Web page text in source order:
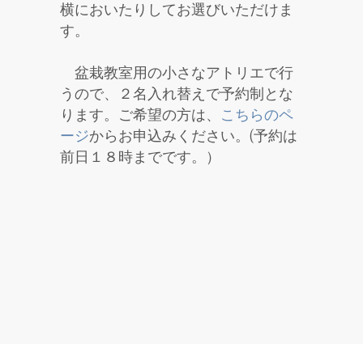
横においたりしてお選びいただけま
す。
盆栽教室用の小さなアトリエで行
うので、２名入れ替えで予約制とな
ります。ご希望の方は、 こちらのペ
ージからお申込みください。(予約は
前日１８時までです。）